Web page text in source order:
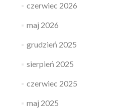
czerwiec 2026
maj 2026
grudzień 2025
sierpień 2025
czerwiec 2025
maj 2025